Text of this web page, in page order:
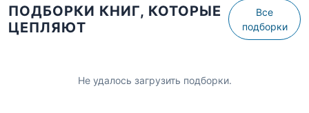
ПОДБОРКИ КНИГ, КОТОРЫЕ
ЦЕПЛЯЮТ
Все
подборки
Не удалось загрузить подборки.